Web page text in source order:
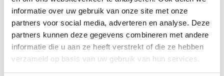
informatie over uw gebruik van onze site met onze
partners voor social media, adverteren en analyse. Deze
partners kunnen deze gegevens combineren met andere
informatie die u aan ze heeft verstrekt of die ze hebben
verzameld op basis van uw gebruik van hun services.
klaar.
• Ontzorgen van A-Z • Onafhankelijk advies • Maatwerk •
Bespaar tijd en stress
TravelXLreisbureau's